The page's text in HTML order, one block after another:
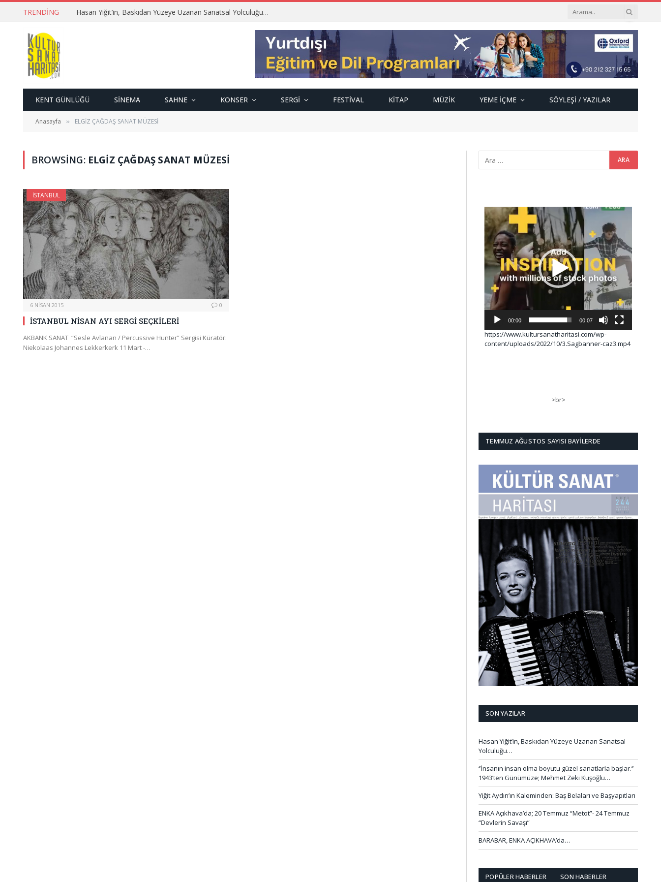
TRENDING Hasan Yiğit’in, Baskıdan Yüzeye Uzanan Sanatsal Yolculuğu…
KENT GÜNLÜĞÜ SINEMA SAHNE KONSER SERGI FESTIVAL KITAP MÜZIK YEME İÇME SÖYLEŞI / YAZILAR
Anasayfa » ELGİZ ÇAĞDAŞ SANAT MÜZESİ
BROWSING: ELGİZ ÇAĞDAŞ SANAT MÜZESİ
İSTANBUL
6 NISAN 2015 0
İSTANBUL NİSAN AYI SERGİ SEÇKİLERİ
AKBANK SANAT “Sesle Avlanan / Percussive Hunter” Sergisi Küratör:
Niekolaas Johannes Lekkerkerk 11 Mart -…
Video
oynatıcı
00:00 00:07
https://www.kultursanatharitasi.com/wp-
content/uploads/2022/10/3.Sagbanner-caz3.mp4
>br>
TEMMUZ AĞUSTOS SAYISI BAYILERDE
SON YAZILAR
Hasan Yiğit’in, Baskıdan Yüzeye Uzanan Sanatsal
Yolculuğu…
‘’İnsanın insan olma boyutu güzel sanatlarla başlar.’’
1943’ten Günümüze; Mehmet Zeki Kuşoğlu…
Yiğit Aydın’ın Kaleminden: Baş Belaları ve Başyapıtları
ENKA Açıkhava’da; 20 Temmuz “Metot”- 24 Temmuz
“Devlerin Savaşı”
BARABAR, ENKA AÇIKHAVA’da…
POPÜLER HABERLER SON HABERLER